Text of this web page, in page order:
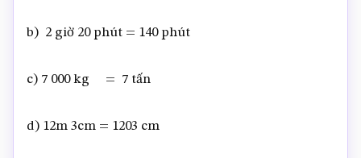
b) 2 giờ 20 phút = 140 phút
c) 7 000 kg = 7 tấn
d) 12m 3cm = 1203 cm